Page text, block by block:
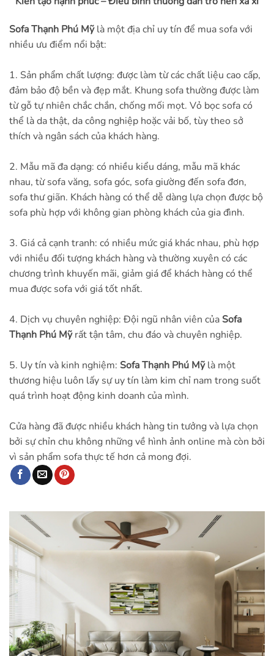
Sofa Thạnh Phú Mỹlà một địa chỉ uy tín để mua sofa với
nhiều ưu điểm nổi bật:
1. Sản phẩm chất lượng: được làm từ các chất liệu cao cấp,
đảm bảo độ bền và đẹp mắt. Khung sofa thường được làm
từ gỗ tự nhiên chắc chắn, chống mối mọt. Vỏ bọc sofa có
thể là da thật, da công nghiệp hoặc vải bố, tùy theo sở
thích và ngân sách của khách hàng.
2. Mẫu mã đa dạng: có nhiều kiểu dáng, mẫu mã khác
nhau, từ sofa văng, sofa góc, sofa giường đến sofa đơn,
sofa thư giãn. Khách hàng có thể dễ dàng lựa chọn được bộ
sofa phù hợp với không gian phòng khách của gia đình.
3. Giá cả cạnh tranh: có nhiều mức giá khác nhau, phù hợp
với nhiều đối tượng khách hàng và thường xuyên có các
chương trình khuyến mãi, giảm giá để khách hàng có thể
mua được sofa với giá tốt nhất.
4. Dịch vụ chuyên nghiệp: Đội ngũ nhân viên của Sofa
Thạnh Phú Mỹrất tận tâm, chu đáo và chuyên nghiệp.
5. Uy tín và kinh nghiệm: Sofa Thạnh Phú Mỹlà một
thương hiệu luôn lấy sự uy tín làm kim chỉ nam trong suốt
quá trình hoạt động kinh doanh của mình.
Cửa hàng đã được nhiều khách hàng tin tưởng và lựa chọn
bởi sự chỉn chu không những về hình ảnh online mà còn bởi
vì sản phẩm sofa thực tế hơn cả mong đợi.